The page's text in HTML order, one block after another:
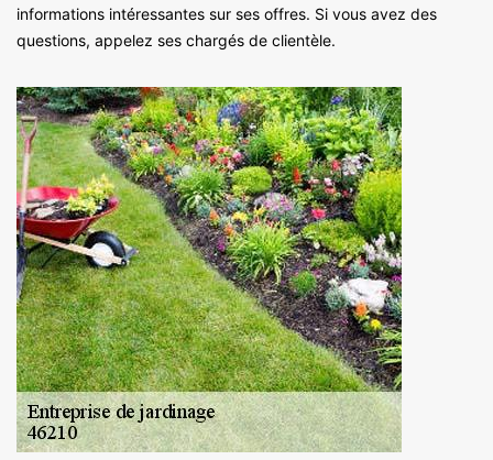
informations intéressantes sur ses offres. Si vous avez des
questions, appelez ses chargés de clientèle.